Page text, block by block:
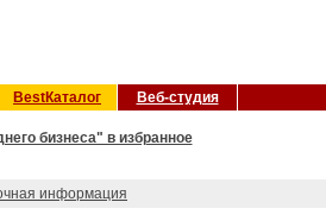
BestКаталог Веб-студия
бизнеса" в избранное
информация